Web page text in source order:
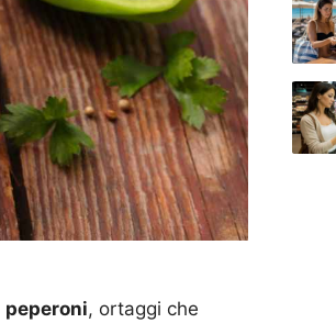
peperoni, ortaggi che